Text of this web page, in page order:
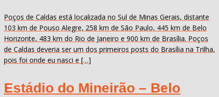
Poços de Caldas está localizada no Sul de Minas Gerais, distante
103 km de Pouso Alegre, 258 km de São Paulo, 445 km de Belo
Horizonte, 483 km do Rio de Janeiro e 900 km de Brasília. Poços
de Caldas deveria ser um dos primeiros posts do Brasília na Trilha,
pois foi onde eu nasci e […]
Estádio do Mineirão – Belo